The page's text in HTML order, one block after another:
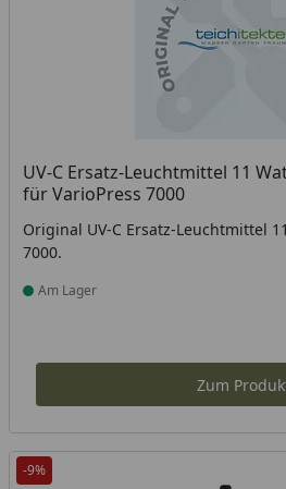
UV-C Ersatz-Leuchtmittel 11
für VarioPress 7000
Original UV-C Ersatz-Leuchtmittel
7000.
Produkt am Lager
Am Lager
Zum
-9%